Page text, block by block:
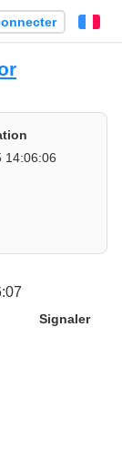
14:06:06
Signaler